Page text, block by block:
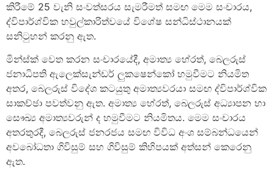
කිරීමේ 25 වැනි සංවත්සරය සැමරීමත් සමඟ මෙම සංචාරය,
ද්විපාර්ශ්වික හවුල්කාරිත්වයේ විශේෂ සන්ධිස්ථානයක්
සනිටුහන් කරනු ඇත.
මින්ස්ක් වෙත කරන සංචාරයේදී, අමාත්‍ය හේරත්, බෙලරුස්
ජනාධිපති ඇලෙක්සැන්ඩර් ලුකෂෙන්කෝ හමුවීමට නියමිත
අතර, බෙලරුස් විදේශ කටයුතු අමාත්‍යවරයා සමඟ ද්විපාර්ශ්වික
සාකච්ඡා පවත්වනු ඇත. අමාත්‍ය හේරත්, බෙලරුස් අධ්‍යාපන හා
සෞඛ්‍ය අමාත්‍යවරුන් ද හමුවීමට නියමිතය. මෙම සංචාරය
අතරතුරදී, බෙලරුස් ජනරජය සමඟ විවිධ අංශ සම්බන්ධයෙන්
අවබෝධතා ගිවිසුම් සහ ගිවිසුම් කිහිපයක් අත්සන් කෙරෙනු
ඇත.